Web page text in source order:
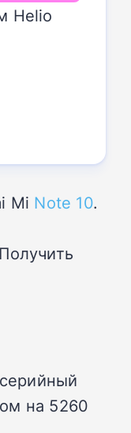
Helio
Mi Note 10.
на 5260